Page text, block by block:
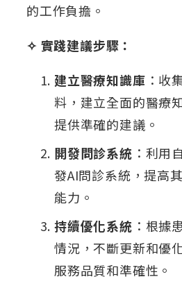
的工作負擔。
✧ 實踐建議步驟：
建立醫療知識庫 ：收
料，建立全面的醫療
提供準確的建議。
開發問診系統 ：利用
發AI問診系統，提高
能力。
持續優化系統 ：根據
情況，不斷更新和優
服務品質和準確性。